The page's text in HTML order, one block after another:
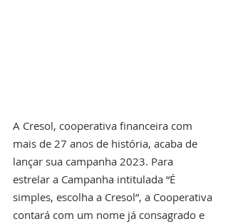
A Cresol, cooperativa financeira com
mais de 27 anos de história, acaba de
lançar sua campanha 2023. Para
estrelar a Campanha intitulada “É
simples, escolha a Cresol”, a Cooperativa
contará com um nome já consagrado e